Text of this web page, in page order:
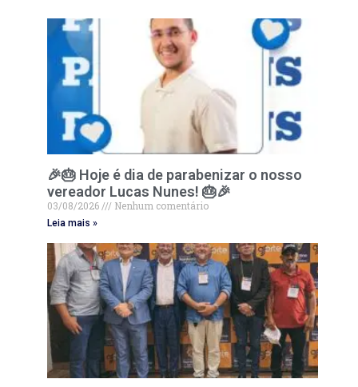
🎉🎂 Hoje é dia de parabenizar o nosso
vereador Lucas Nunes! 🎂🎉
03/08/2026 Nenhum comentário
Leia mais »